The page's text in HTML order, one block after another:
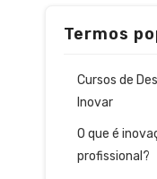
Termos
Cursos de
Inovar
O que é
profissional?